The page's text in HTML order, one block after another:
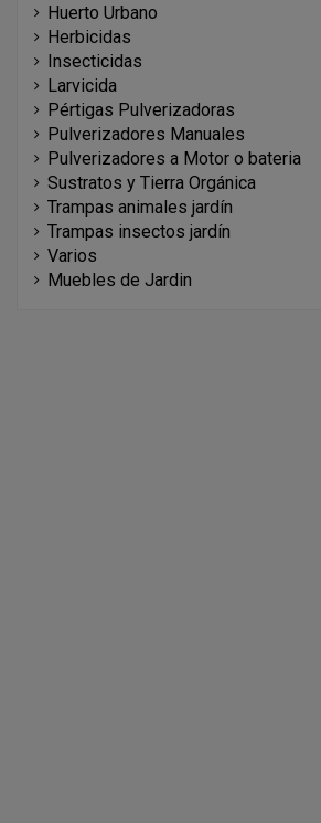
Huerto Urbano
Herbicidas
Insecticidas
Larvicida
Pértigas Pulverizadoras
Pulverizadores Manuales
Pulverizadores a Motor o bateria
Sustratos y Tierra Orgánica
Trampas animales jardín
Trampas insectos jardín
Varios
Muebles de Jardin